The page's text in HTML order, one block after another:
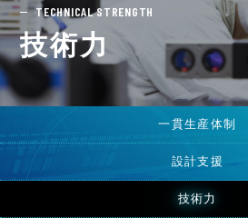
TECHNICAL STRENGTH
技術力
一貫生産体制
設計支援
技術力